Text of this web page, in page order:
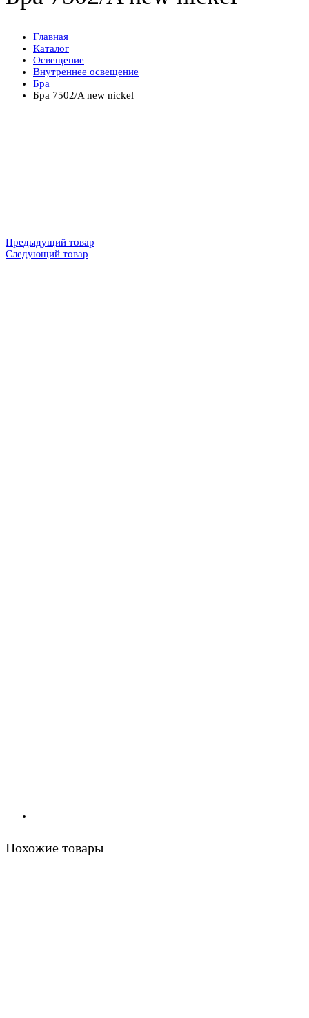
Главная
Каталог
Освещение
Внутреннее освещение
Бра
Бра 7502/A new nickel
Предыдущий товар
Следующий товар
Похожие товары